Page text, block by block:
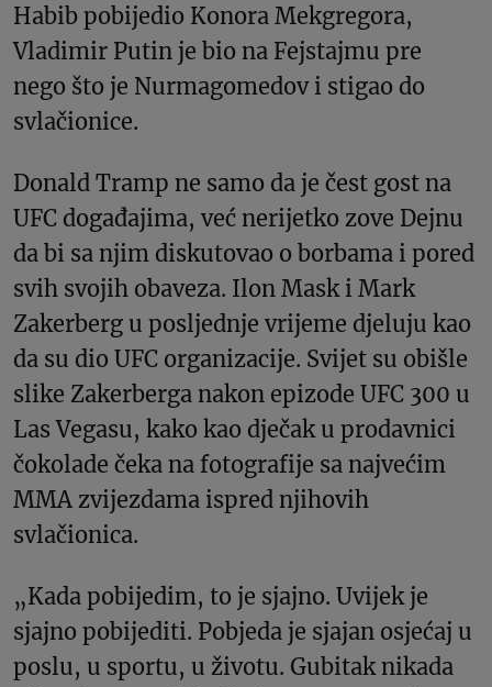
Habib pobijedio Konora Mekgregora,
Vladimir Putin je bio na Fejstajmu pre
nego što je Nurmagomedov i stigao do
svlačionice.
Donald Tramp ne samo da je čest gost na
UFC događajima, već nerijetko zove Dejnu
da bi sa njim diskutovao o borbama i pored
svih svojih obaveza. Ilon Mask i Mark
Zakerberg u posljednje vrijeme djeluju kao
da su dio UFC organizacije. Svijet su obišle
slike Zakerberga nakon epizode UFC 300 u
Las Vegasu, kako kao dječak u prodavnici
čokolade čeka na fotografije sa najvećim
MMA zvijezdama ispred njihovih
svlačionica.
„Kada pobijedim, to je sjajno. Uvijek je
sjajno pobijediti. Pobjeda je sjajan osjećaj u
poslu, u sportu, u životu. Gubitak nikada